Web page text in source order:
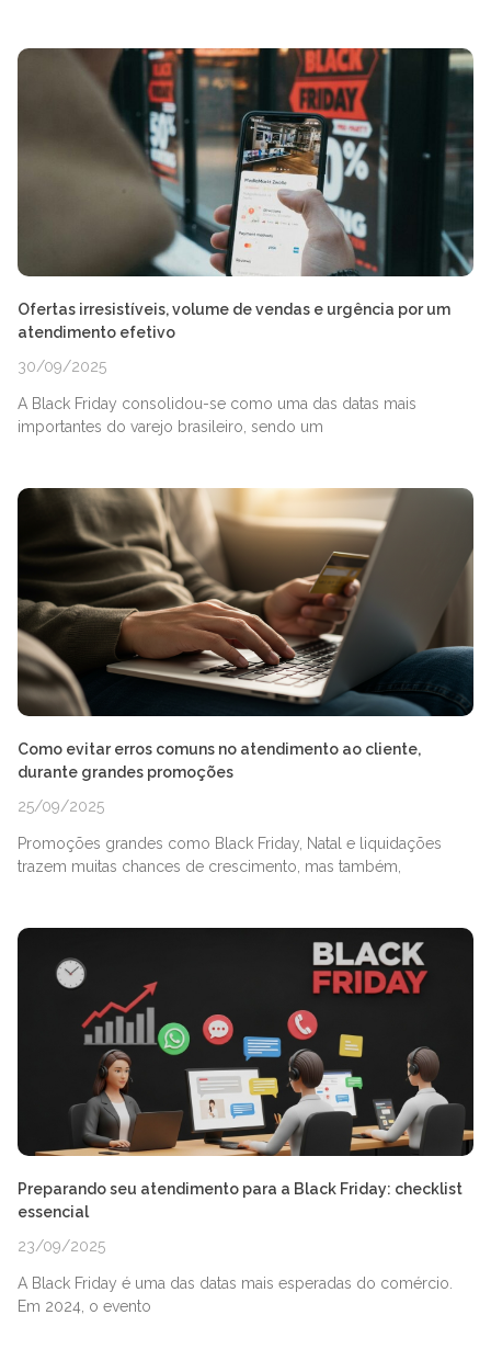
Ofertas irresistíveis, volume de vendas e urgência por um
atendimento efetivo
30/09/2025
A Black Friday consolidou-se como uma das datas mais
importantes do varejo brasileiro, sendo um
Como evitar erros comuns no atendimento ao cliente,
durante grandes promoções
25/09/2025
Promoções grandes como Black Friday, Natal e liquidações
trazem muitas chances de crescimento, mas também,
Preparando seu atendimento para a Black Friday: checklist
essencial
23/09/2025
A Black Friday é uma das datas mais esperadas do comércio.
Em 2024, o evento